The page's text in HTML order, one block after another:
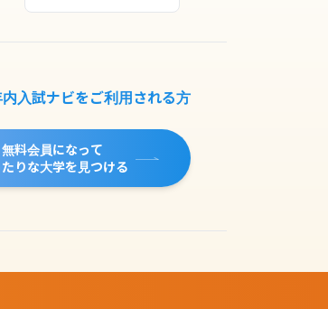
入試ナビをご利用される方
無料会員になって
りな大学を見つける